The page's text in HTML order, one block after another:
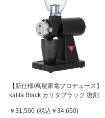
【新仕様/蔦屋家電プロデュース】
kalita Black カリタブラック 復刻版
ル KB-15
￥31,500 (税込 ￥34,650)